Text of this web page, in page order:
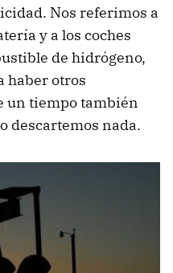
Nos referimos a
y a los coches
de hidrógeno,
haber otros
un tiempo también
descartemos nada.